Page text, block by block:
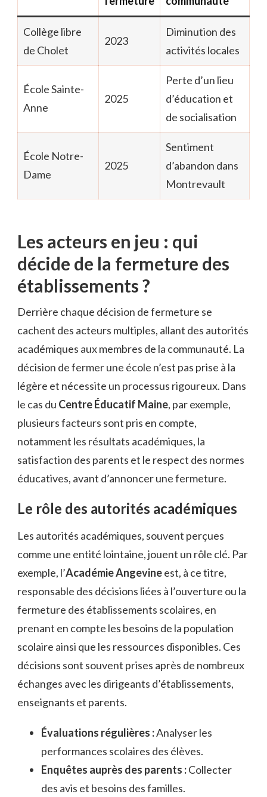
Collège libre
de Cholet
2023
Diminution des
activités locales
École Sainte-
Anne
2025
Perte d’un lieu
d’éducation et
de socialisation
École Notre-
Dame
2025
Sentiment
d’abandon dans
Montrevault
Les acteurs en jeu : qui
décide de la fermeture des
établissements ?
Derrière chaque décision de fermeture se
cachent des acteurs multiples, allant des autorités
académiques aux membres de la communauté. La
décision de fermer une école n’est pas prise à la
légère et nécessite un processus rigoureux. Dans
le cas du Centre Éducatif Maine, par exemple,
plusieurs facteurs sont pris en compte,
notamment les résultats académiques, la
satisfaction des parents et le respect des normes
éducatives, avant d’annoncer une fermeture.
Le rôle des autorités académiques
Les autorités académiques, souvent perçues
comme une entité lointaine, jouent un rôle clé. Par
exemple, l’Académie Angevineest, à ce titre,
responsable des décisions liées à l’ouverture ou la
fermeture des établissements scolaires, en
prenant en compte les besoins de la population
scolaire ainsi que les ressources disponibles. Ces
décisions sont souvent prises après de nombreux
échanges avec les dirigeants d’établissements,
enseignants et parents.
Évaluations régulières :Analyser les
performances scolaires des élèves.
Enquêtes auprès des parents :Collecter
des avis et besoins des familles.